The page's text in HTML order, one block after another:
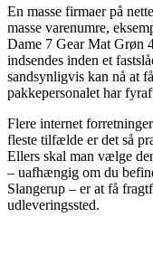
En masse firmaer på
masse varenumre,
Dame 7 Gear Mat Grøn
indsendes inden et
sandsynligvis kan nå at
pakkepersonalet har
Flere internet
fleste tilfælde er det så
Ellers skal man vælge
– uafhængig om du
Slangerup – er at få
udleveringssted.